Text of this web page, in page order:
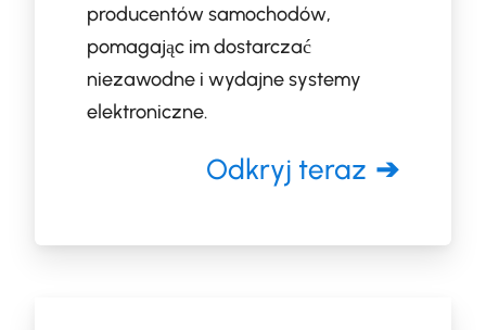
producentów samochodów,
pomagając im dostarczać
niezawodne i wydajne systemy
elektroniczne.
Odkryj teraz